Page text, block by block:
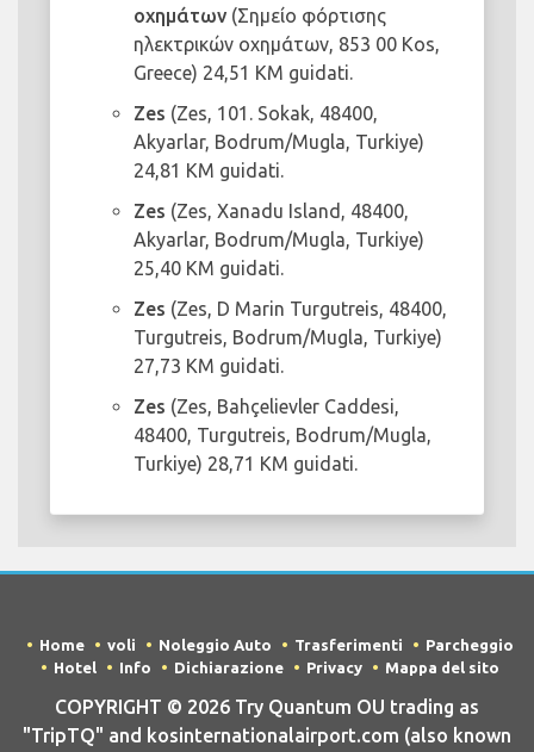
οχημάτων (Σημείο φόρτισης
ηλεκτρικών οχημάτων, 853 00 Kos,
Greece) 24,51 KM guidati.
Zes (Zes, 101. Sokak, 48400,
Akyarlar, Bodrum/Mugla, Turkiye)
24,81 KM guidati.
Zes (Zes, Xanadu Island, 48400,
Akyarlar, Bodrum/Mugla, Turkiye)
25,40 KM guidati.
Zes (Zes, D Marin Turgutreis, 48400,
Turgutreis, Bodrum/Mugla, Turkiye)
27,73 KM guidati.
Zes (Zes, Bahçelievler Caddesi,
48400, Turgutreis, Bodrum/Mugla,
Turkiye) 28,71 KM guidati.
Home voli Noleggio Auto Trasferimenti
Parcheggio
Hotel
Info Dichiarazione Privacy Mappa del sito
COPYRIGHT © 2026 Try Quantum OU trading as
"TripTQ" and kosinternationalairport.com (also known